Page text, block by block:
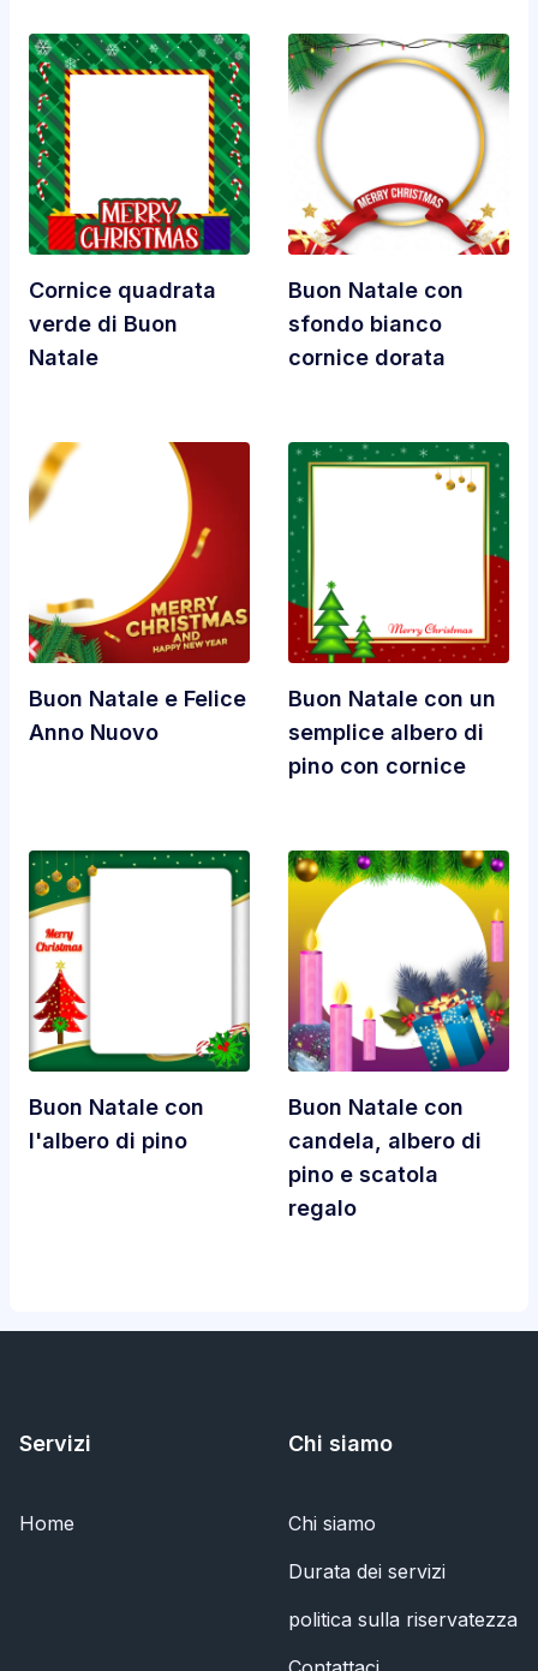
Cornice quadrata
verde di Buon
Natale
Buon Natale con
sfondo bianco
cornice dorata
Buon Natale e Felice
Anno Nuovo
Buon Natale con un
semplice albero di
pino con cornice
Buon Natale con
l'albero di pino
Buon Natale con
candela, albero di
pino e scatola
regalo
Servizi
Home
Chi siamo
Chi siamo
Durata dei servizi
politica sulla riservatezza